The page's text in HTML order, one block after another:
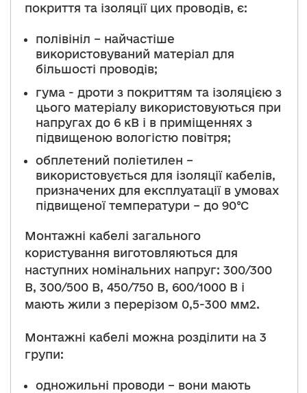
покриття та ізоляції цих проводів, є:
полівініл – найчастіше
використовуваний матеріал для
більшості проводів;
гума - дроти з покриттям та ізоляцією з
цього матеріалу використовуються при
напругах до 6 кВ і в приміщеннях з
підвищеною вологістю повітря;
обплетений поліетилен –
використовується для ізоляції кабелів,
призначених для експлуатації в умовах
підвищеної температури – до 90°С
Монтажні кабелі загального
користування виготовляються для
наступних номінальних напруг: 300/300
В, 300/500 В, 450/750 В, 600/1000 В і
мають жили з перерізом 0,5-300 мм2.
Монтажні кабелі можна розділити на 3
групи:
одножильні проводи – вони мають